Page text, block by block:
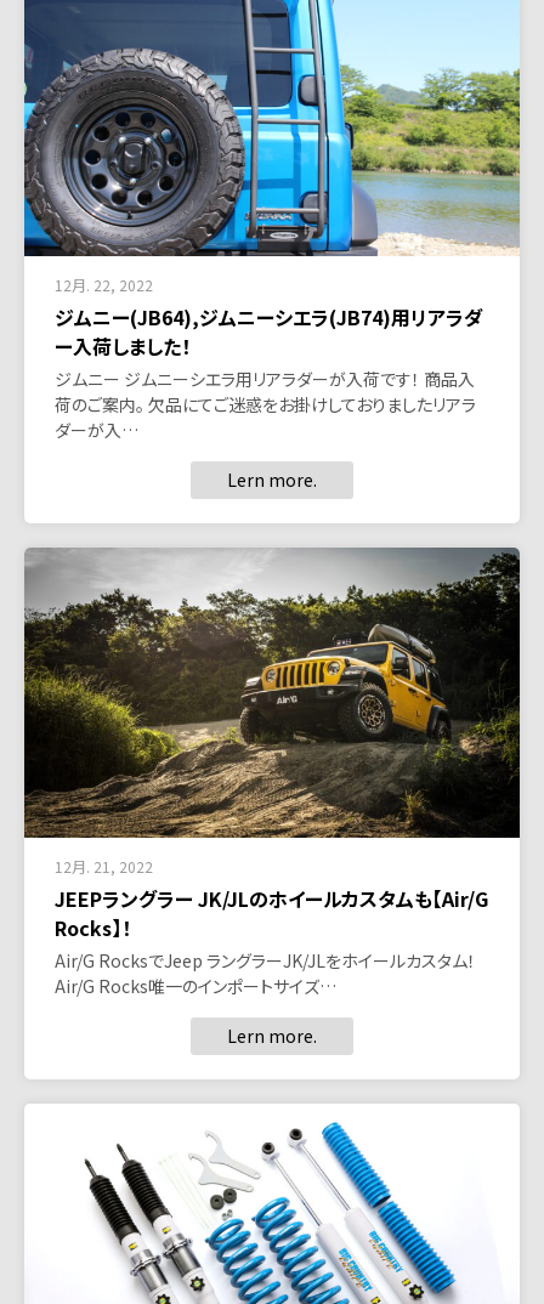
12月. 22, 2022
ジムニー(JB64),ジムニーシエラ(JB74)用リアラダ
ー入荷しました！
ジムニー ジムニーシエラ用リアラダーが入荷です！ 商品入
荷のご案内。 欠品にてご迷惑をお掛けしておりましたリアラ
ダーが入…
Lern more.
12月. 21, 2022
JEEPラングラー JK/JLのホイールカスタムも【Air/G
Rocks】！
Air/G RocksでJeep ラングラーJK/JLをホイールカスタム！
Air/G Rocks唯一のインポートサイズ…
Lern more.